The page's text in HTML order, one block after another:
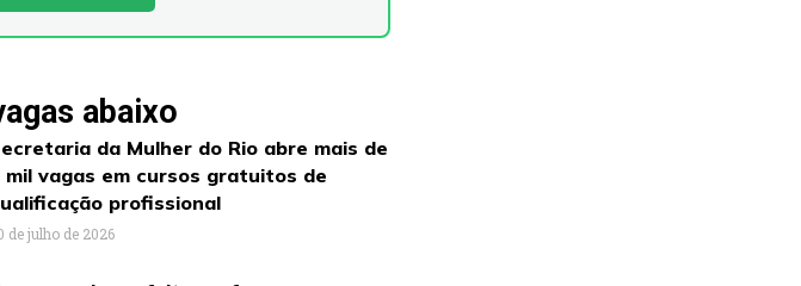
abaixo
da Mulher do Rio abre mais de
mil vagas em cursos gratuitos de
profissional
de julho de 2026